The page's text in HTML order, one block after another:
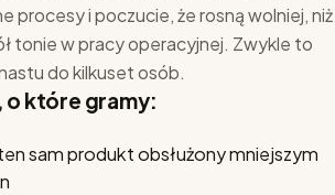
procesy i poczucie, że rosną wolniej, niż
tonie w pracy operacyjnej. Zwykle to
do kilkuset osób.
które gramy:
sam produkt obsłużony mniejszym